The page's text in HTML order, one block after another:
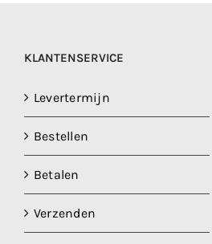
KLANTENSERVICE
Levertermijn
Bestellen
Betalen
Verzenden